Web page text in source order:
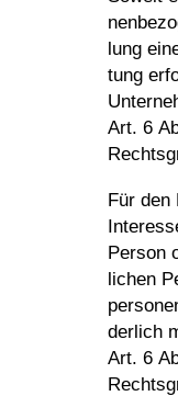
lung
tung
Art. 6
Für den
Person
li­chen
der­lich
Art. 6